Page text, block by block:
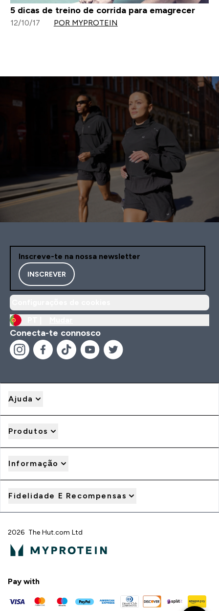
5 dicas de treino de corrida para emagrecer
12/10/17 POR MYPROTEIN
Inscreve-te na nossa newsletter
INSCREVER
Conecta-te connosco
Ajuda
Produtos
Informação
Fidelidade E Recompensas
2026 The Hut.com Ltd
Pay with